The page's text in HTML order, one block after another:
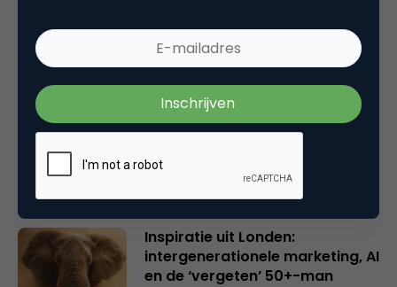
Creatieve sector als aanjager
van innovatie en ontsluiter en
belangrijker en urgenter dan
Inspiratie uit Londen:
intergenerationele marketing, AI
en de ‘vergeten’ 50+-man